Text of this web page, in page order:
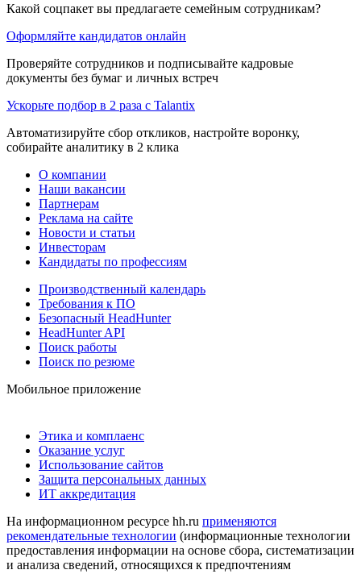
Какой соцпакет вы предлагаете семейным сотрудникам?
Оформляйте кандидатов онлайн
Проверяйте сотрудников и подписывайте кадровые
документы без бумаг и личных встреч
Ускорьте подбор в 2 раза с Talantix
Автоматизируйте сбор откликов, настройте воронку,
собирайте аналитику в 2 клика
О компании
Наши вакансии
Партнерам
Реклама на сайте
Новости и статьи
Инвесторам
Кандидаты по профессиям
Производственный календарь
Требования к ПО
Безопасный HeadHunter
HeadHunter API
Поиск работы
Поиск по резюме
Мобильное приложение
Этика и комплаенс
Оказание услуг
Использование сайтов
Защита персональных данных
ИТ аккредитация
На информационном ресурсе hh.ru применяются
рекомендательные технологии (информационные технологии
предоставления информации на основе сбора, систематизации
и анализа сведений, относящихся к предпочтениям